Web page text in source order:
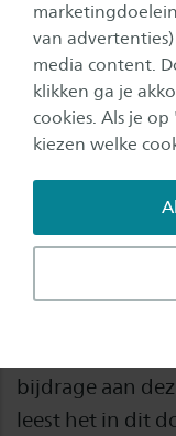
van
media content.
klikken ga je
cookies. Als je
kiezen welke
tonen
Goals
Saxion
Development
bijdrage aan
leest het in dit